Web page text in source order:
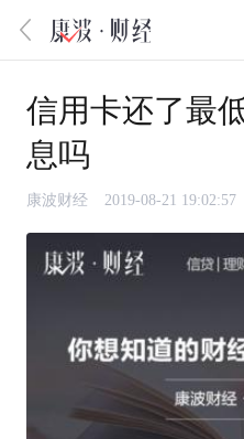
信用卡还了最
息吗
康波财经 2019-08-21 19:02:57